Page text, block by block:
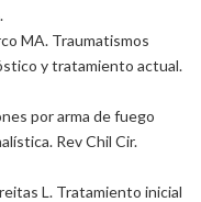
MA. Traumatismos
y tratamiento actual.
por arma de fuego
Rev Chil Cir.
L. Tratamiento inicial